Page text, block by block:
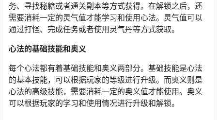
务、寻找秘籍或者通关副本等方式获得。在解锁之后，还
需要消耗一定的灵气值才能学习和使用心法。灵气值可以
通过打怪、完成任务或者使用灵气丹等方式获取。
心法的基础技能和奥义
每个心法都有着基础技能和奥义两部分。基础技能是心法
的基本技能，可以根据玩家的等级进行升级。而奥义则是
心法的高级技能，需要消耗一定的奥义值才能使用。奥义
可以根据玩家的学习和使用情况进行升级和解锁。